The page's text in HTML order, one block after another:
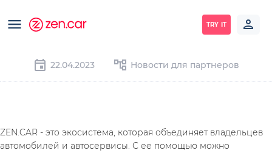
TRY IT
22.04.2023 Новости для партнеров
ZEN.CAR - это экосистема, которая объединяет владельцев
автомобилей и автосервисы. С ее помощью можно